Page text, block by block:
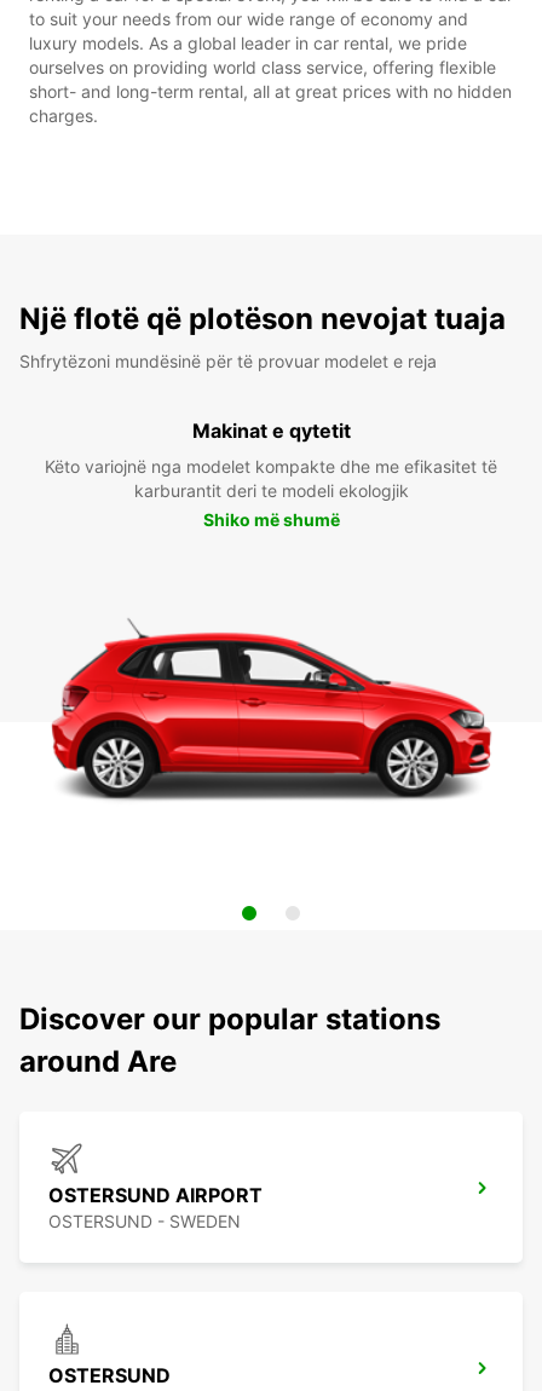
to suit your needs from our wide range of economy and
luxury models. As a global leader in car rental, we pride
ourselves on providing world class service, offering flexible
short- and long-term rental, all at great prices with no hidden
charges.
Një flotë që plotëson nevojat tuaja
Shfrytëzoni mundësinë për të provuar modelet e reja
Makinat e qytetit
Këto variojnë nga modelet kompakte dhe me efikasitet të
karburantit deri te modeli ekologjik
Shiko më shumë
Discover our popular stations
around Are
OSTERSUND AIRPORT
OSTERSUND - SWEDEN
OSTERSUND